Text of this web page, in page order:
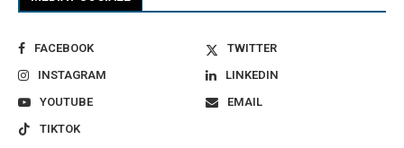
FACEBOOK
TWITTER
INSTAGRAM
LINKEDIN
YOUTUBE
EMAIL
TIKTOK